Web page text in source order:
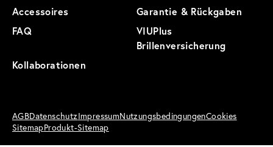
Accessoires
Garantie & Rückgaben
FAQ
VIUPlus
Brillenversicherung
Kollaborationen
AGBDatenschutzImpressumNutzungsbedingungenCookies
SitemapProdukt-Sitemap